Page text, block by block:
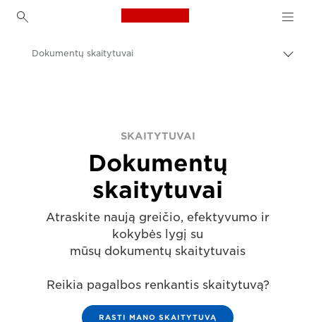
Canon Logo, back to
Skaitytuvai namams ir biurui
Dokumentų skaitytuvai
SKAITYTUVAI
Dokumentų
skaitytuvai
Atraskite naują greičio, efektyvumo ir
kokybės lygį su
mūsų dokumentų skaitytuvais
Reikia pagalbos renkantis skaitytuvą?
RASTI MANO SKAITYTUVĄ